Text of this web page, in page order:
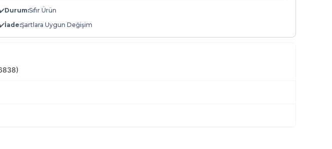
Durum:Sıfır Ürün
İade:Şartlara Uygun Değişim